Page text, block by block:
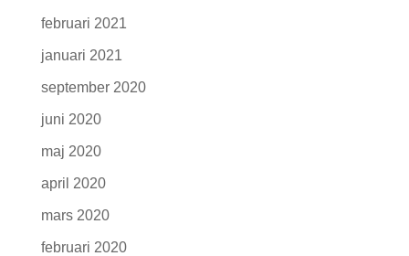
februari 2021
januari 2021
september 2020
juni 2020
maj 2020
april 2020
mars 2020
februari 2020